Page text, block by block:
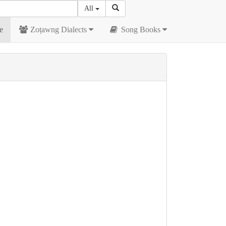
All
Zoṭawng Dialects Song Books